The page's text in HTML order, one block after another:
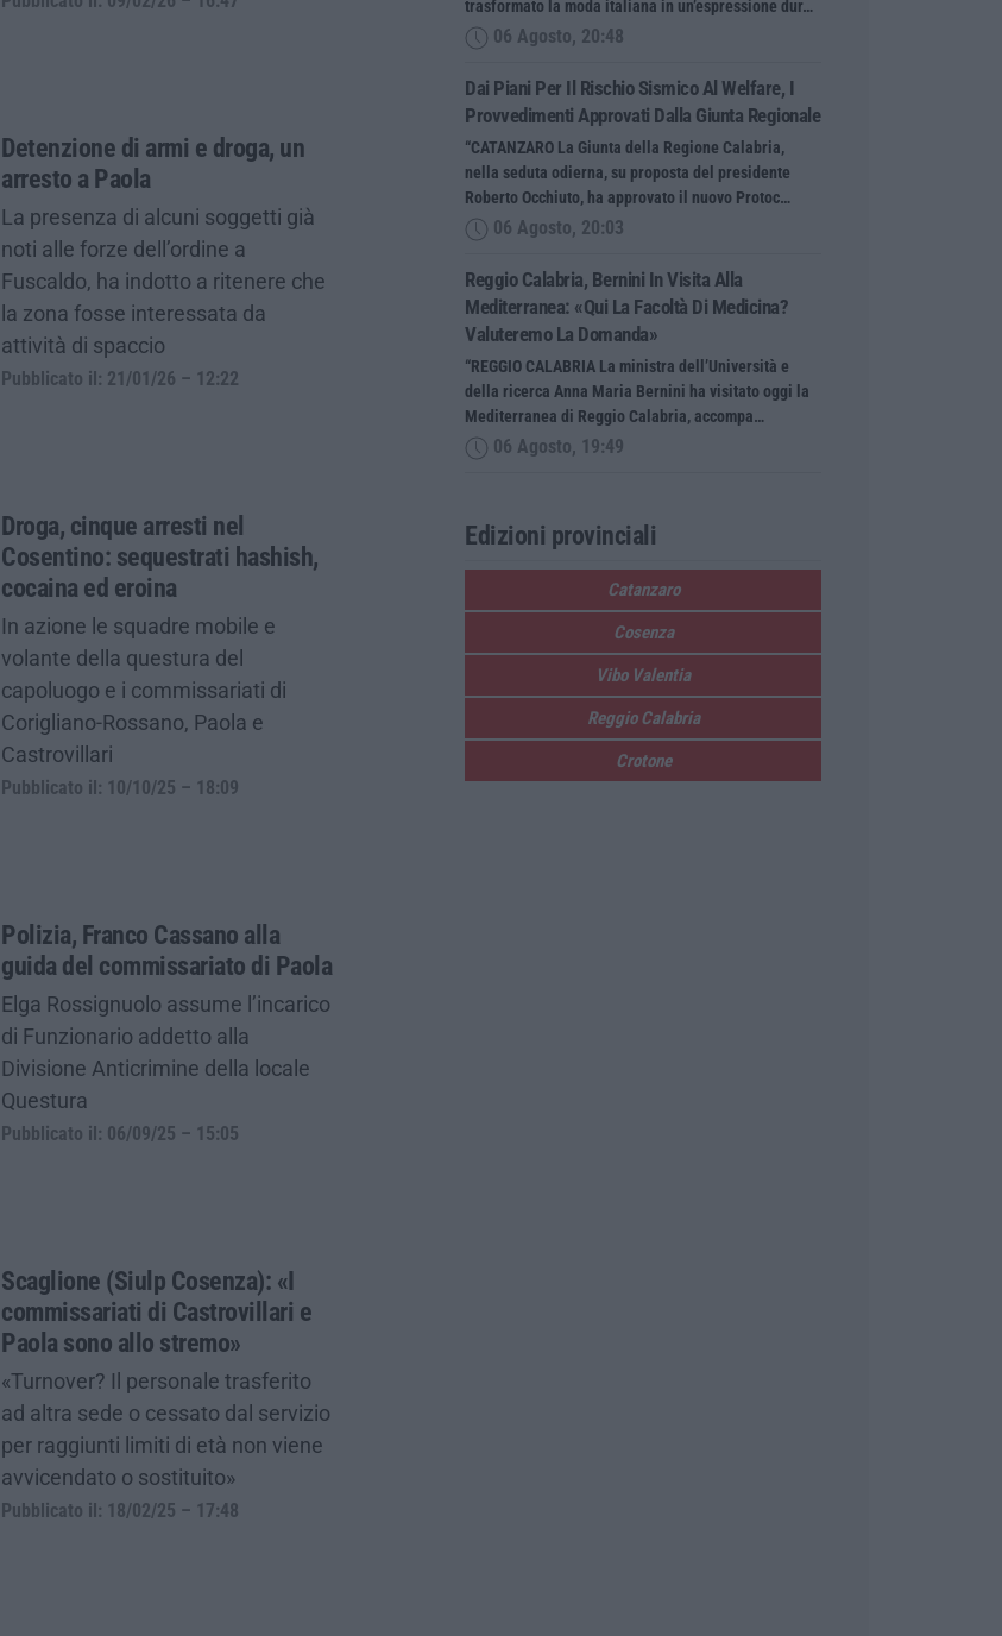
Detenzione di armi e droga, un
arresto a Paola
La presenza di alcuni soggetti già
noti alle forze dell’ordine a
Fuscaldo, ha indotto a ritenere che
la zona fosse interessata da
attività di spaccio
Pubblicato il: 21/01/26 – 12:22
Droga, cinque arresti nel
Cosentino: sequestrati hashish,
cocaina ed eroina
In azione le squadre mobile e
volante della questura del
capoluogo e i commissariati di
Corigliano-Rossano, Paola e
Castrovillari
Pubblicato il: 10/10/25 – 18:09
Polizia, Franco Cassano alla
guida del commissariato di Paola
Elga Rossignuolo assume l’incarico
di Funzionario addetto alla
Divisione Anticrimine della locale
Questura
Pubblicato il: 06/09/25 – 15:05
Scaglione (Siulp Cosenza): «I
commissariati di Castrovillari e
Paola sono allo stremo»
«Turnover? Il personale trasferito
ad altra sede o cessato dal servizio
per raggiunti limiti di età non viene
avvicendato o sostituito»
Pubblicato il: 18/02/25 – 17:48
trasformato la moda italiana in un’espressione dur…
06 Agosto, 20:48
Dai Piani Per Il Rischio Sismico Al Welfare, I
Provvedimenti Approvati Dalla Giunta Regionale
“CATANZARO La Giunta della Regione Calabria,
nella seduta odierna, su proposta del presidente
Roberto Occhiuto, ha approvato il nuovo Protoc…
06 Agosto, 20:03
Reggio Calabria, Bernini In Visita Alla
Mediterranea: «Qui La Facoltà Di Medicina?
Valuteremo La Domanda»
“REGGIO CALABRIA La ministra dell’Università e
della ricerca Anna Maria Bernini ha visitato oggi la
Mediterranea di Reggio Calabria, accompa…
06 Agosto, 19:49
Edizioni provinciali
Catanzaro
Cosenza
Vibo Valentia
Reggio Calabria
Crotone